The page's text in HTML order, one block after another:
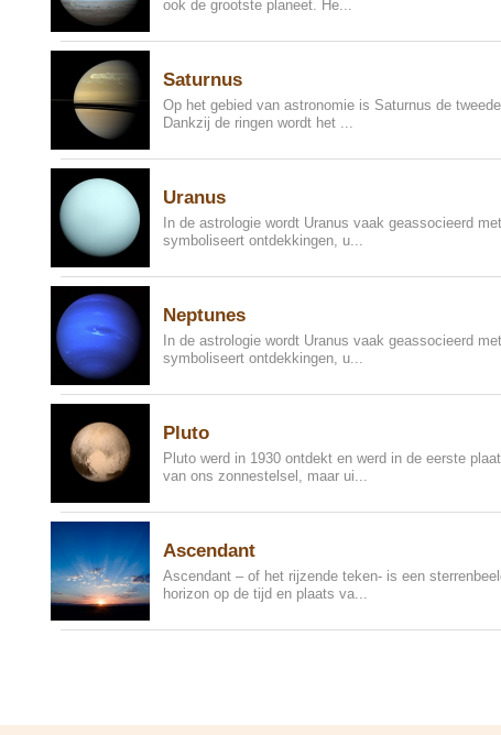
ook de grootste planeet. He...
Saturnus
Op het gebied van astronomie is Saturnus de
Dankzij de ringen wordt het ...
Uranus
In de astrologie wordt Uranus vaak geassocieerd
symboliseert ontdekkingen, u...
Neptunes
In de astrologie wordt Uranus vaak geassocieerd
symboliseert ontdekkingen, u...
Pluto
Pluto werd in 1930 ontdekt en werd in de eerste
van ons zonnestelsel, maar ui...
Ascendant
Ascendant – of het rijzende teken- is een
horizon op de tijd en plaats va...